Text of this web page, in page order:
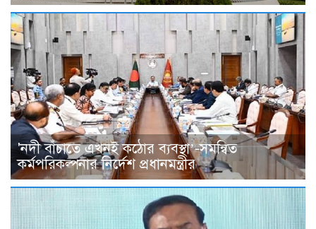
'নদী বাঁচাতে এখনই কঠোর ব্যবস্থা’-সমন্বিত
কর্মপরিকল্পনার নির্দেশ প্রধানমন্ত্রীর